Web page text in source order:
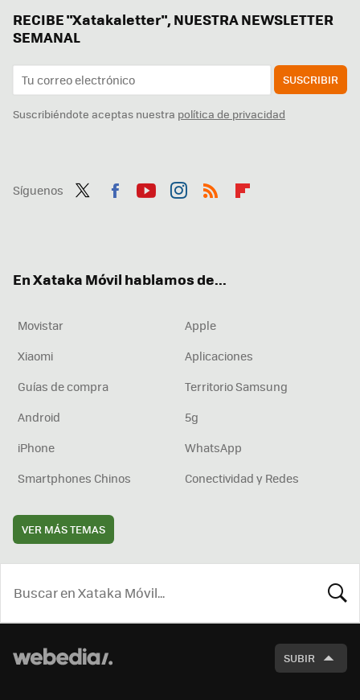
RECIBE "Xatakaletter", NUESTRA NEWSLETTER
SEMANAL
SUSCRIBIR
Suscribiéndote aceptas nuestra política de privacidad
Síguenos
En Xataka Móvil hablamos de...
Movistar
Apple
Xiaomi
Aplicaciones
Guías de compra
Territorio Samsung
Android
5g
iPhone
WhatsApp
Smartphones Chinos
Conectividad y Redes
VER MÁS TEMAS
SUBIR